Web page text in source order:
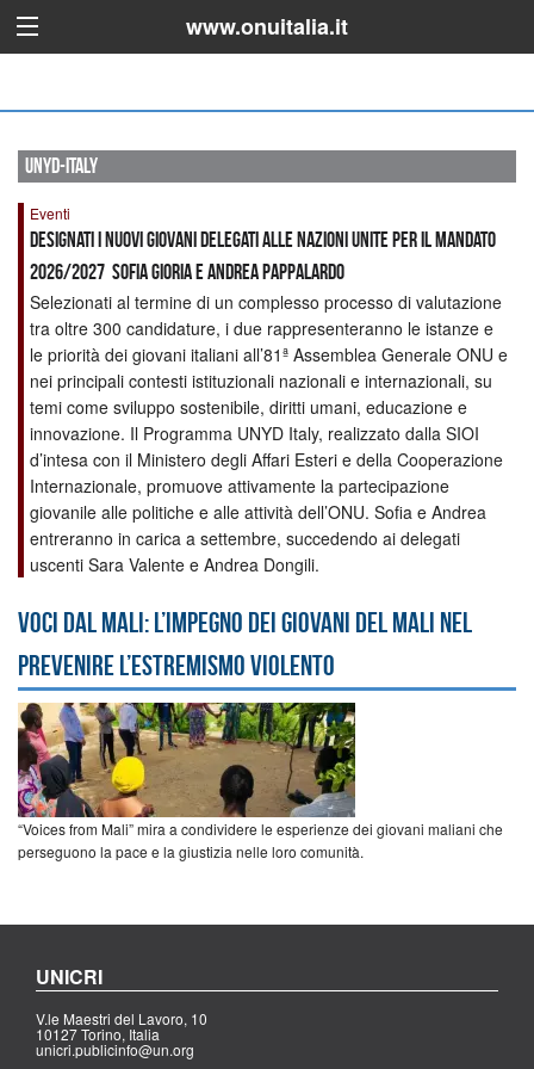
www.onuitalia.it
unyd-italy
Eventi
Designati i nuovi Giovani Delegati alle Nazioni Unite per il mandato
2026/2027 Sofia Gioria e Andrea Pappalardo
Selezionati al termine di un complesso processo di valutazione
tra oltre 300 candidature, i due rappresenteranno le istanze e
le priorità dei giovani italiani all’81ª Assemblea Generale ONU e
nei principali contesti istituzionali nazionali e internazionali, su
temi come sviluppo sostenibile, diritti umani, educazione e
innovazione. Il Programma UNYD Italy, realizzato dalla SIOI
d’intesa con il Ministero degli Affari Esteri e della Cooperazione
Internazionale, promuove attivamente la partecipazione
giovanile alle politiche e alle attività dell’ONU. Sofia e Andrea
entreranno in carica a settembre, succedendo ai delegati
uscenti Sara Valente e Andrea Dongili.
Voci dal Mali: l’impegno dei giovani del Mali nel
prevenire l’estremismo violento
“Voices from Mali” mira a condividere le esperienze dei giovani maliani che
perseguono la pace e la giustizia nelle loro comunità.
UNICRI
V.le Maestri del Lavoro, 10
10127 Torino, Italia
unicri.publicinfo@un.org